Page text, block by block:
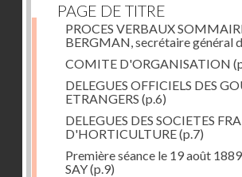
PAGE DE TITRE
PROCES VERBAUX
BERGMAN, secrétaire général
COMITE D'ORGANISATION
DELEGUES OFFICIELS DES
ETRANGERS (p.6)
DELEGUES DES SOCIETES
D'HORTICULTURE(p.7)
Première séance le 19 août
SAY(p.9)